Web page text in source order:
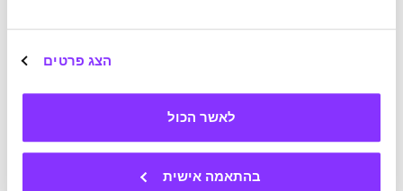
הצג פרטים
לאשר הכול
בהתאמה אישית
בספרו"הוכחה לגן עדן"מתאר ד"ר אלכסנדר באריכות את חוויית
"כתוצאה, אני יודע שיופי, אהבה וטוב לב הם אמיתיים
ושהנפש היא אמיתית. הם חלק מהגיאוגרפיה הממשית של
הוא ממשיך ומסביר כי העולמות שראה כשהיה בתרדמת,
אלא ממשיים מאוד, ואפילו יותר.